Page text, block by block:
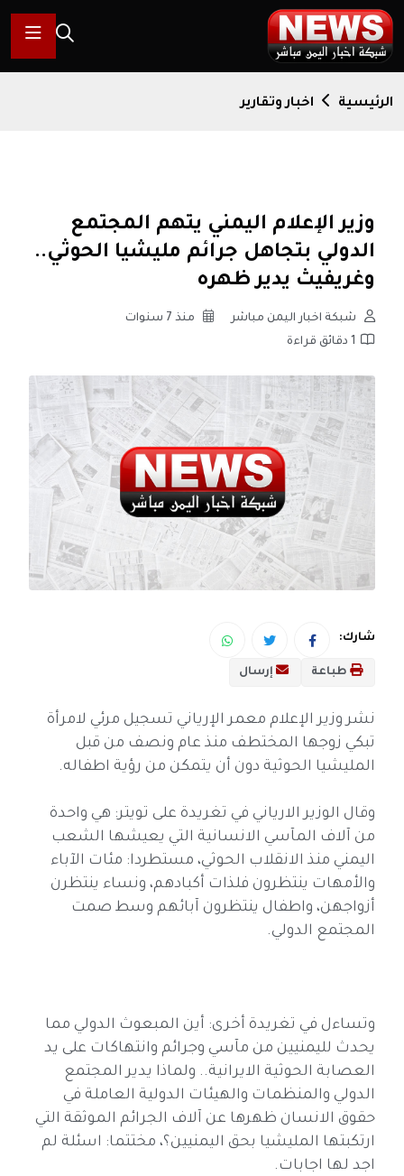
الرئيسية اخبار وتقارير
وزير الإعلام اليمني يتهم المجتمع
الدولي بتجاهل جرائم مليشيا الحوثي..
وغريفيث يدير ظهره
شبكة اخبار اليمن مباشر
منذ 7 سنوات
1 دقائق قراءة
شارك:
طباعة إرسال
نشر وزير الإعلام معمر الإرياني تسجيل مرئي لامرأة
تبكي زوجها المختطف منذ عام ونصف من قبل
وقال الوزير الارياني في تغريدة على تويتر: هي واحدة
من آلاف المآسي الانسانية التي يعيشها الشعب
اليمني منذ الانقلاب الحوثي، مستطردا: مئات الآباء
والأمهات ينتظرون فلذات أكبادهم، ونساء ينتظرن
أزواجهن، واطفال ينتظرون آبائهم وسط صمت
المجتمع الدولي.
وتساءل في تغريدة أخرى: ‏أين المبعوث الدولي مما
يحدث لليمنيين من مآسي وجرائم وانتهاكات على يد
العصابة الحوثية الايرانية.. ولماذا يدير المجتمع
الدولي والمنظمات والهيئات الدولية العاملة في
حقوق الانسان ظهرها عن آلاف الجرائم الموثقة التي
ارتكبتها المليشيا بحق اليمنيين؟، مختتما: اسئلة لم
اجد لها اجابات.